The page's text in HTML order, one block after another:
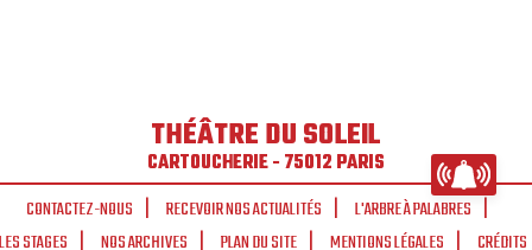
THÉÂTRE DU SOLEIL
CARTOUCHERIE - 75012 PARIS
CONTACTEZ-NOUS
RECEVOIR NOS ACTUALITÉS
L'ARBRE À PALABRES
LES STAGES
NOS ARCHIVES PLAN DU SITE MENTIONS LÉGALES CRÉDITS